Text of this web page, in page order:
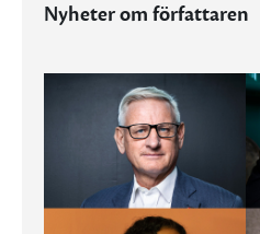
Nyheter om författaren